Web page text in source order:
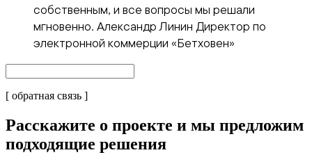
собственным, и все вопросы мы решали
мгновенно. Александр Линин Директор по
электронной коммерции «Бетховен»
[ обратная связь ]
Расскажите о проекте и мы предложим
подходящие решения